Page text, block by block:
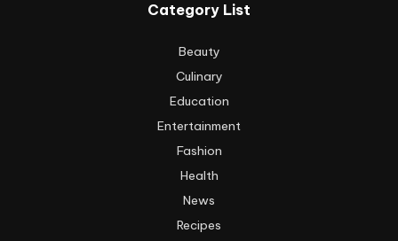
Category List
Beauty
Culinary
Education
Entertainment
Fashion
Health
News
Recipes